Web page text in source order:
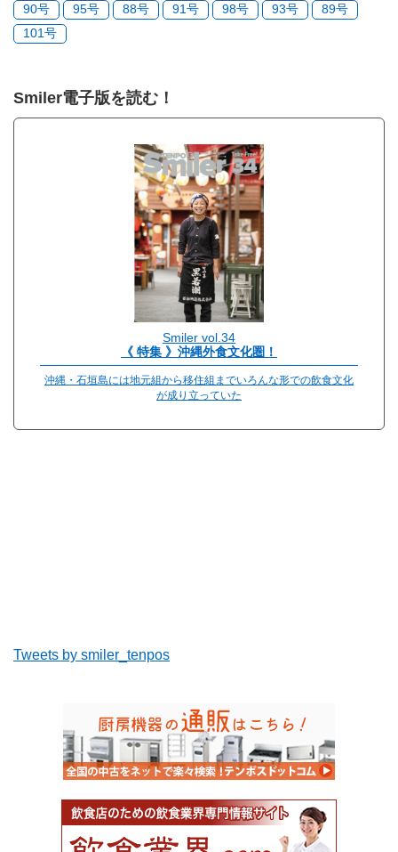
90号
95号 88号 91号 98号 93号
89号
101号
Smiler電子版を読む！
Smiler vol.34
《 特集 》沖縄外食文化圏！
沖縄・石垣島には地元組から移住組までいろんな形での飲食文化
が成り立っていた
Tweets by smiler_tenpos